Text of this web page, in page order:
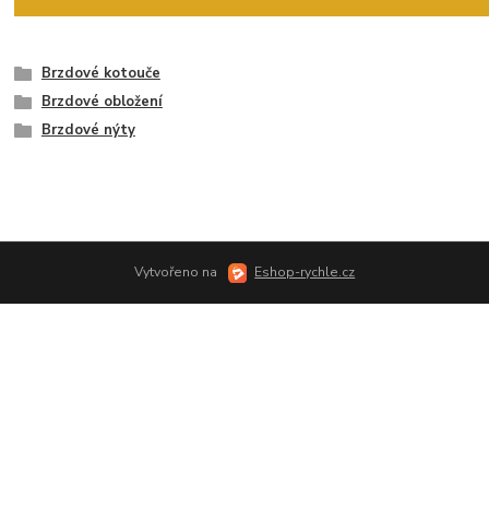
Brzdové kotouče
Brzdové obložení
Brzdové nýty
Vytvořeno na Eshop-rychle.cz